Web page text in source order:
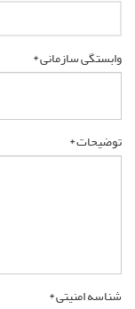
وابستگی سازمانی *
توضیحات *
شناسه امنیتی *